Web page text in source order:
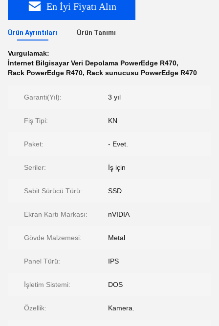
En İyi Fiyatı Alın
Ürün Ayrıntıları Ürün Tanımı
Vurgulamak:
İnternet Bilgisayar Veri Depolama PowerEdge R470,
Rack PowerEdge R470, Rack sunucusu PowerEdge R470
Garanti(Yıl): 3 yıl
Fiş Tipi: KN
Paket: - Evet.
Seriler: İş için
Sabit Sürücü Türü: SSD
Ekran Kartı Markası: nVIDIA
Gövde Malzemesi: Metal
Panel Türü: IPS
İşletim Sistemi: DOS
Özellik: Kamera.